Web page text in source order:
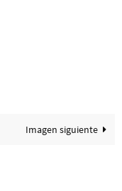
Imagen siguiente